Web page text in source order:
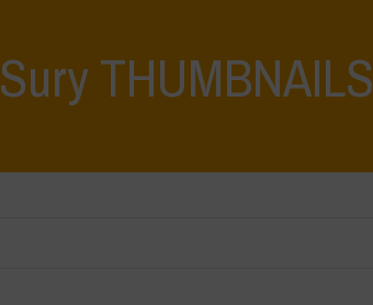
Sury THUMBNAILS